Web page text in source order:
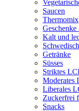
Saucen
Thermomix
Geschenke
Kalt und
Getränke
Süsses
Striktes
Moderates
Liberales
Zuckerfrei
Snacks